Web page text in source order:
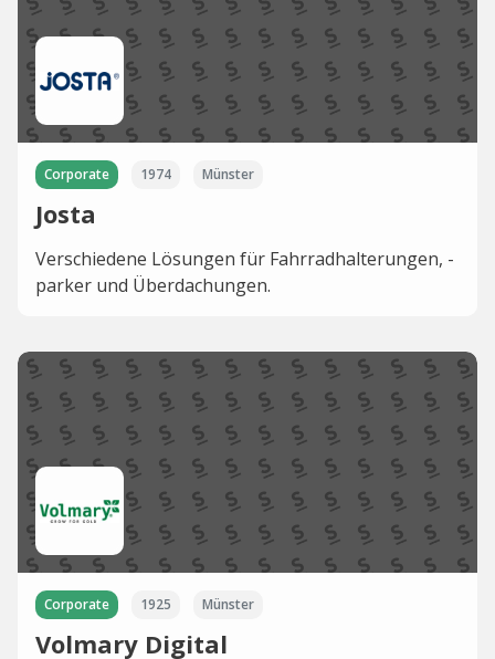
Corporate 1974 Münster
Josta
Verschiedene Lösungen für Fahrradhalterungen, -
parker und Überdachungen.
Corporate 1925 Münster
Volmary Digital